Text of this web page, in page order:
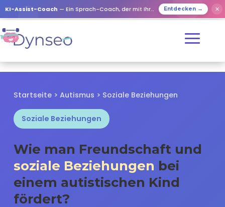
KI-Assist-Coach — Ein Sprach-Coach, der mit Ihren Lieben spielt Entdecken → ✕
Startseite > Autismus > Soziale Beziehungen
Soziale Beziehungen
Wie man Freundschaft und
soziale Beziehungen bei
einem autistischen Kind
fördert?